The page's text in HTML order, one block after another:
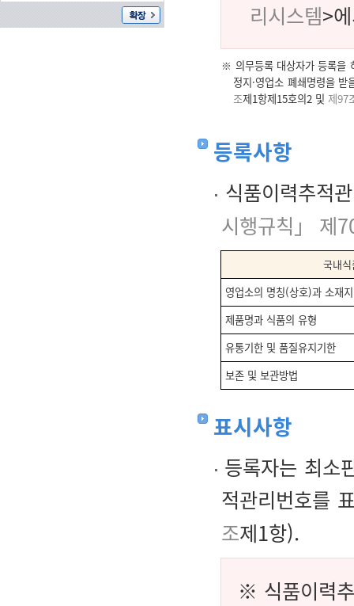
리시스템>
※ 의무등록 대상자가 등록을
정지·영업소 폐쇄명령을
조제1항제15호의2 및 제97
등록사항
식품이력추적
시행규칙」 제
국내
영업소의 명칭(상호)과 소재지
제품명과 식품의 유형
유통기한 및 품질유지기한
보존 및 보관방법
표시사항
등록자는 최소
적관리번호를
조제1항).
※ 식품이력